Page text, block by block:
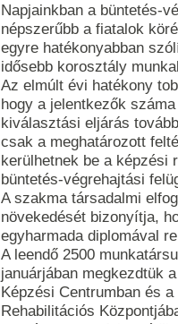
Napjainkban a büntetés-
népszerűbb a fiatalok
egyre hatékonyabban
idősebb korosztály
Az elmúlt évi hatékony
hogy a jelentkezők
kiválasztási eljárás
csak a meghatározott
kerülhetnek be a képzési
büntetés-végrehajtási
A szakma társadalmi
növekedését bizonyítja,
egyharmada diplomával
A leendő 2500
januárjában megkezdtük
Képzési Centrumban és
Rehabilitációs